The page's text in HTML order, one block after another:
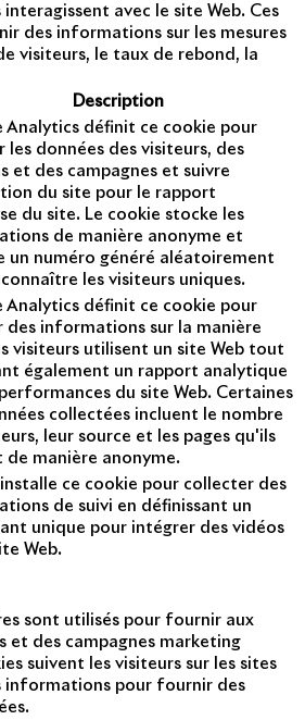
avec le site Web. Ces
des informations sur les mesures
visiteurs, le taux de rebond, la
Description
Analytics définit ce cookie pour
les données des visiteurs, des
et des campagnes et suivre
du site pour le rapport
du site. Le cookie stocke les
de manière anonyme et
un numéro généré aléatoirement
les visiteurs uniques.
Analytics définit ce cookie pour
des informations sur la manière
visiteurs utilisent un site Web tout
également un rapport analytique
du site Web. Certaines
collectées incluent le nombre
leur source et les pages qu'ils
de manière anonyme.
ce cookie pour collecter des
de suivi en définissant un
unique pour intégrer des vidéos
Web.
sont utilisés pour fournir aux
et des campagnes marketing
suivent les visiteurs sur les sites
informations pour fournir des